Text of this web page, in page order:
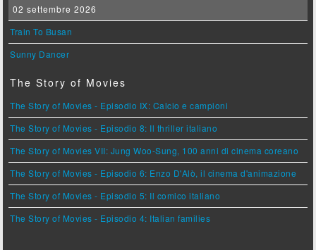
02 settembre 2026
Train To Busan
Sunny Dancer
The Story of Movies
The Story of Movies - Episodio IX: Calcio e campioni
The Story of Movies - Episodio 8: Il thriller italiano
The Story of Movies VII: Jung Woo-Sung, 100 anni di cinema coreano
The Story of Movies - Episodio 6: Enzo D'Alò, il cinema d'animazione
The Story of Movies - Episodio 5: Il comico italiano
The Story of Movies - Episodio 4: Italian families